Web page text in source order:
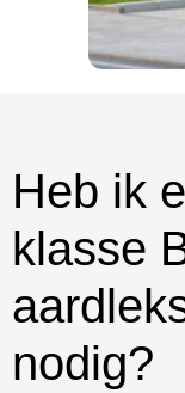
Heb ik
klasse
nodig?